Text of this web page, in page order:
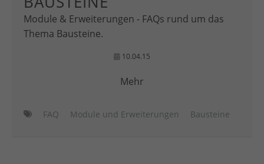
Module & Erweiterungen - FAQs rund um das
Thema Bausteine.
10.04.15
Mehr
FAQ Module und Erweiterungen Bausteine